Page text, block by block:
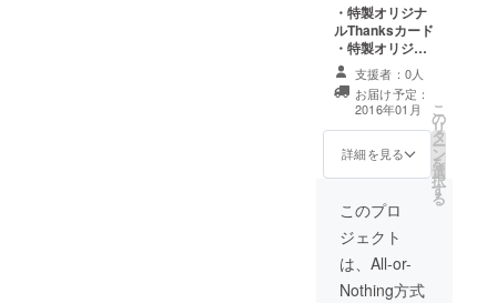
・特製オリジナ
ルThanksカード
・特製オリジナ
ルカンバッジ ・
特製オリジナル
Ｔシャツ ・特製
怪獣図鑑（全ラ
インナップ） ・
長崎県特産品
支援者：0人
お届け予定：
2016年01月
詳細を見る
こ
の
リ
タ
ー
ン
を
選
択
す
る
このプロ
ジェクト
は、All-or-
Nothing方式